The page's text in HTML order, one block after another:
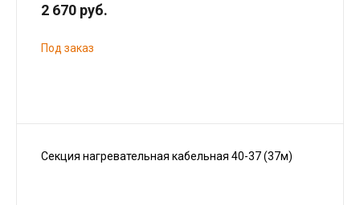
2 670 руб.
Под заказ
Секция нагревательная кабельная 40-37 (37м)